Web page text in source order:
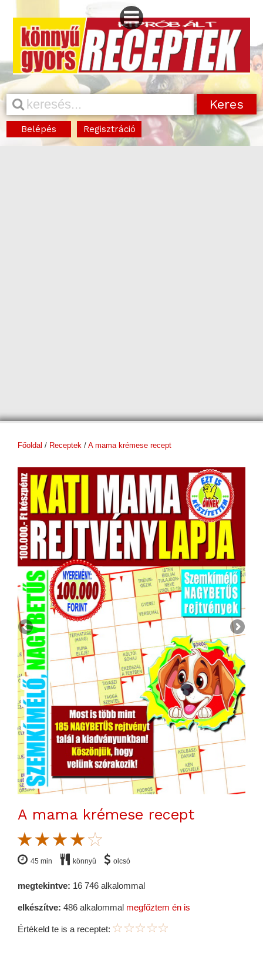
Belépés Regisztráció
Főoldal / Receptek / A mama krémese recept
A mama krémese recept
45 min könnyû olcsó
megtekintve: 16 746 alkalommal
elkészítve: 486 alkalommal megfőztem én is
Értékeld te is a receptet: